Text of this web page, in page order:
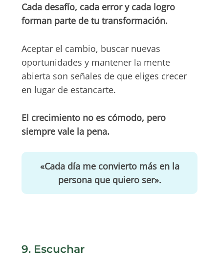
Cada desafío, cada error y cada logro
forman parte de tu transformación.
Aceptar el cambio, buscar nuevas
oportunidades y mantener la mente
abierta son señales de que eliges crecer
en lugar de estancarte.
El crecimiento no es cómodo, pero
siempre vale la pena.
«Cada día me convierto más en la
persona que quiero ser».
9. Escuchar